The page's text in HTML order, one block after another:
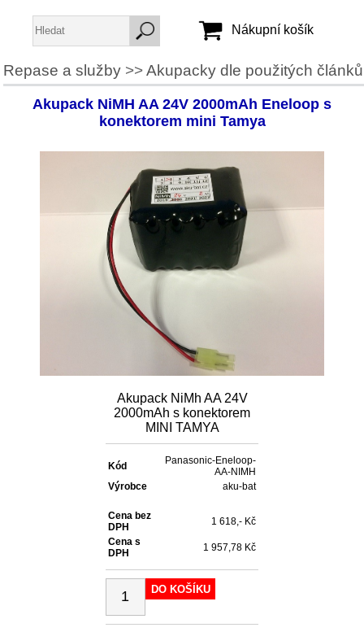
Jméno:
Heslo:
Vytvořit účet
Zapomenuté heslo
Nákupní košík
Repase a služby>>Akupacky dle použitých článků
Akupack NiMH AA 24V 2000mAh Eneloop s
konektorem mini Tamya
Akupack NiMh AA 24V
2000mAh s konektorem
MINI TAMYA
Kód
Panasonic-Eneloop-
AA-NIMH
Výrobce
aku-bat
Cena bez
DPH
1 618,- Kč
Cena s
DPH
1 957,78 Kč
DO KOŠÍKU